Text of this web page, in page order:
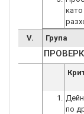
като
V.
Група
1.
по